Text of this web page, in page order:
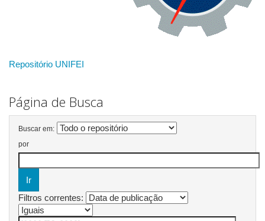
Repositório UNIFEI
Página de Busca
Buscar em:
por
Filtros correntes: